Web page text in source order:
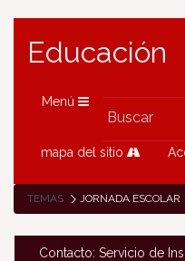
Educación
Menú
mapa del sitio
TEMAS JORNADA ESCOLAR
Contacto: Servicio de